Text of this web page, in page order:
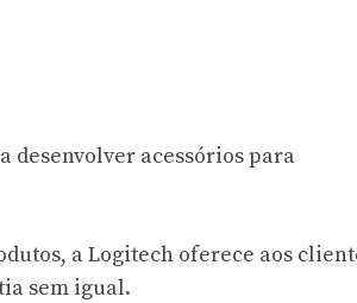
desenvolver acessórios para
a Logitech oferece aos
sem igual.